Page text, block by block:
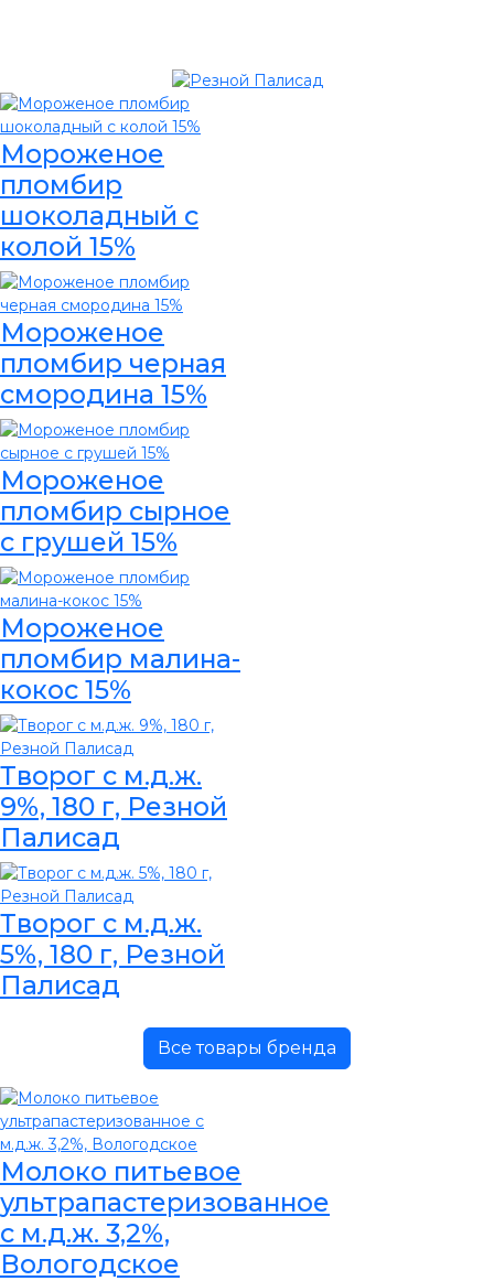
Мороженое
пломбир
шоколадный с
колой 15%
Мороженое
пломбир черная
смородина 15%
Мороженое
пломбир сырное
с грушей 15%
Мороженое
пломбир малина-
кокос 15%
Творог с м.д.ж.
9%, 180 г, Резной
Палисад
Творог с м.д.ж.
5%, 180 г, Резной
Палисад
Все товары бренда
Молоко питьевое
ультрапастеризованное
с м.д.ж. 3,2%,
Вологодское